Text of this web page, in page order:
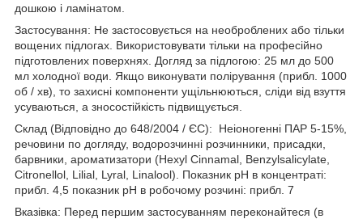
дошкою і ламінатом.
Застосування: Не застосовується на необроблених або тільки
вощених підлогах. Використовувати тільки на професійно
підготовлених поверхнях. Догляд за підлогою: 25 мл до 500
мл холодної води. Якщо виконувати полірування (прибл. 1000
об / хв), то захисні компоненти ущільнюються, сліди від взуття
усуваються, а зносостійкість підвищується.
Склад (Відповідно до 648/2004 / ЄС): Неіоногенні ПАР 5-15%,
речовини по догляду, водорозчинні розчинники, присадки,
барвники, ароматизатори (Hexyl Cinnamal, Benzylsalicylate,
Citronellol, Lilial, Lyral, Linalool). Показник pH в концентраті:
прибл. 4,5 показник pH в робочому розчині: прибл. 7
Вказівка: Перед першим застосуванням переконайтеся (в